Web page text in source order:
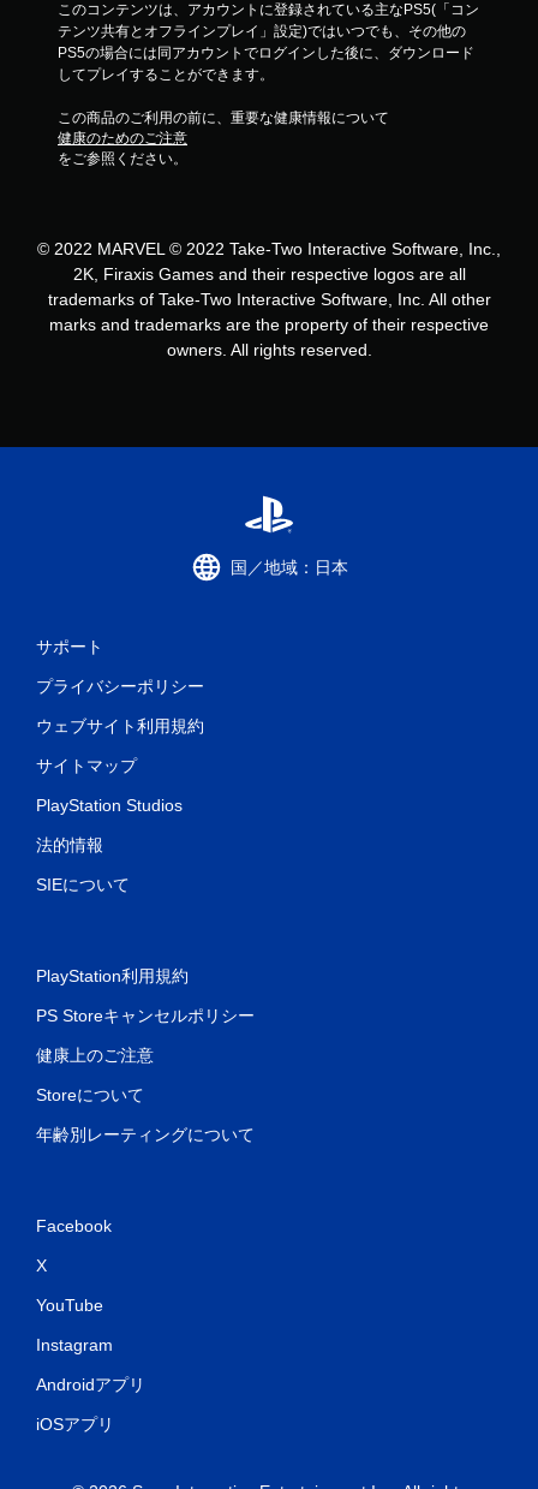
このコンテンツは、アカウントに登録されている主なPS5(「コン
テンツ共有とオフラインプレイ」設定)ではいつでも、その他の
PS5の場合には同アカウントでログインした後に、ダウンロード
してプレイすることができます。
この商品のご利用の前に、重要な健康情報について
健康のためのご注意
をご参照ください。
© 2022 MARVEL © 2022 Take-Two Interactive Software, Inc.,
2K, Firaxis Games and their respective logos are all
trademarks of Take-Two Interactive Software, Inc. All other
marks and trademarks are the property of their respective
owners. All rights reserved.
国／地域：日本
サポート
プライバシーポリシー
ウェブサイト利用規約
サイトマップ
PlayStation Studios
法的情報
SIEについて
PlayStation利用規約
PS Storeキャンセルポリシー
健康上のご注意
Storeについて
年齢別レーティングについて
Facebook
X
YouTube
Instagram
Androidアプリ
iOSアプリ